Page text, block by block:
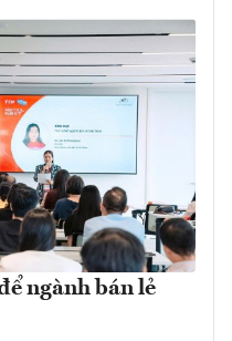
ngành bán lẻ